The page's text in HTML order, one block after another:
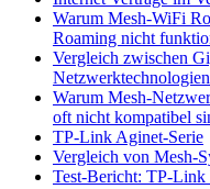
Warum Mesh-WiFi
Roaming nicht
Vergleich zwischen
Warum Mesh-
oft nicht kompatibel
TP-Link Aginet-Serie
Vergleich von Mesh-
Test-Bericht: TP-